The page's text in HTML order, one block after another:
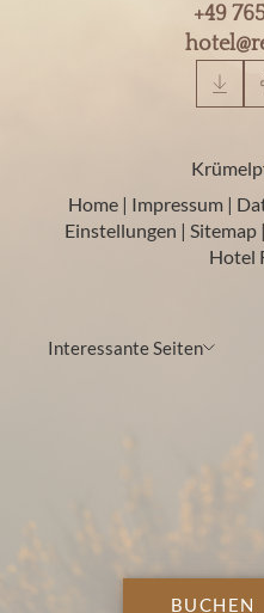
+49
hotel@
Home | Impressum |
Einstellungen | Sitemap |
Hotel
Interessante Seiten
BUCHEN